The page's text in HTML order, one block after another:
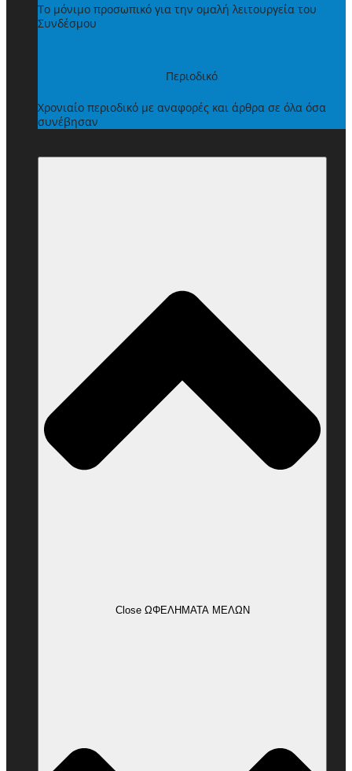
Το μόνιμο προσωπικό για την ομαλή λειτουργεία του
Συνδέσμου
Περιοδικό
Χρονιαίο περιοδικό με αναφορές και άρθρα σε όλα όσα
συνέβησαν
Close ΩΦΕΛΗΜΑΤΑ ΜΕΛΩΝ